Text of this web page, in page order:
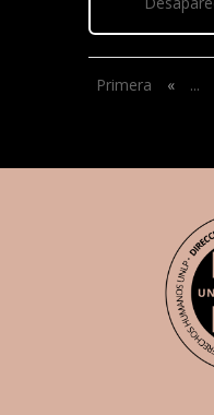
Primera « ...